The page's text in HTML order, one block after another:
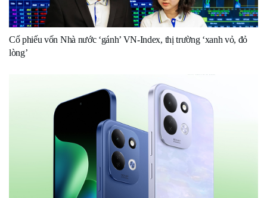
Cổ phiếu vốn Nhà nước ‘gánh’ VN-Index, thị trường ‘xanh vỏ, đỏ
lòng’